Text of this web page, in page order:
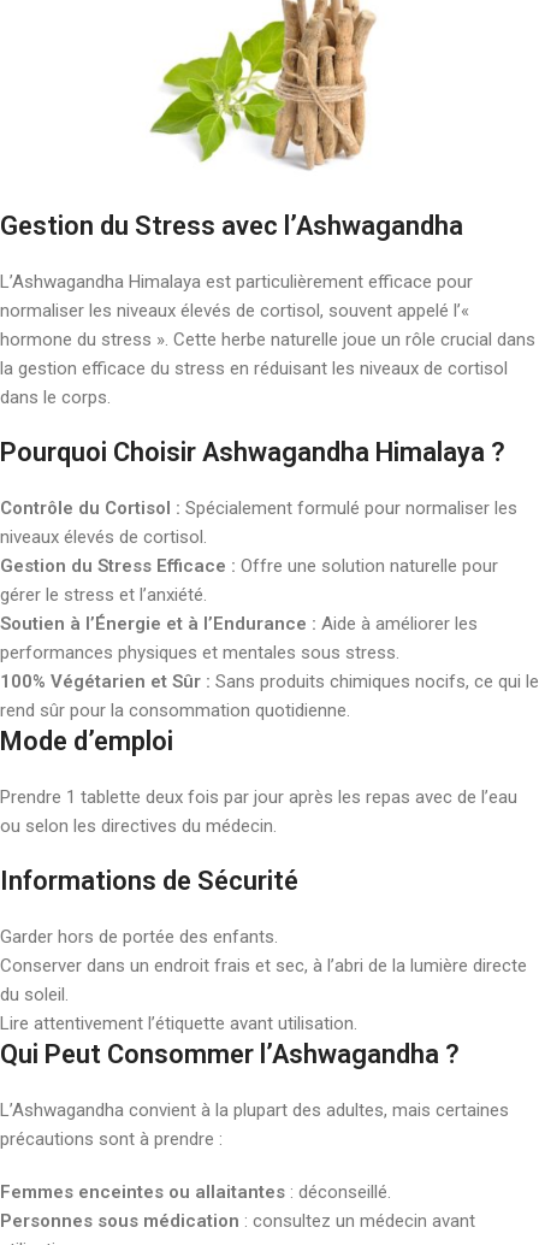
Gestion du Stress avec l’Ashwagandha
L’Ashwagandha Himalaya est particulièrement efficace pour
normaliser les niveaux élevés de cortisol, souvent appelé l’«
hormone du stress ». Cette herbe naturelle joue un rôle crucial dans
la gestion efficace du stress en réduisant les niveaux de cortisol
dans le corps.
Pourquoi Choisir Ashwagandha Himalaya ?
Contrôle du Cortisol : Spécialement formulé pour normaliser les
niveaux élevés de cortisol.
Gestion du Stress Efficace : Offre une solution naturelle pour
gérer le stress et l’anxiété.
Soutien à l’Énergie et à l’Endurance : Aide à améliorer les
performances physiques et mentales sous stress.
100% Végétarien et Sûr : Sans produits chimiques nocifs, ce qui le
rend sûr pour la consommation quotidienne.
Mode d’emploi
Prendre 1 tablette deux fois par jour après les repas avec de l’eau
ou selon les directives du médecin.
Informations de Sécurité
Garder hors de portée des enfants.
Conserver dans un endroit frais et sec, à l’abri de la lumière directe
du soleil.
Lire attentivement l’étiquette avant utilisation.
Qui Peut Consommer l’Ashwagandha ?
L’Ashwagandha convient à la plupart des adultes, mais certaines
précautions sont à prendre :
Femmes enceintes ou allaitantes : déconseillé.
Personnes sous médication : consultez un médecin avant